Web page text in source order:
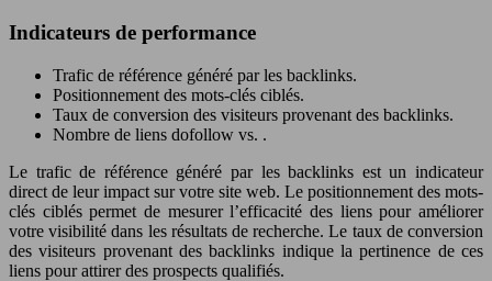
Indicateurs de performance
Trafic de référence généré par les backlinks.
Positionnement des mots-clés ciblés.
Taux de conversion des visiteurs provenant des backlinks.
Nombre de liens dofollow vs. .
Le trafic de référence généré par les backlinks est un indicateur
direct de leur impact sur votre site web. Le positionnement des mots-
clés ciblés permet de mesurer l’efficacité des liens pour améliorer
votre visibilité dans les résultats de recherche. Le taux de conversion
des visiteurs provenant des backlinks indique la pertinence de ces
liens pour attirer des prospects qualifiés.